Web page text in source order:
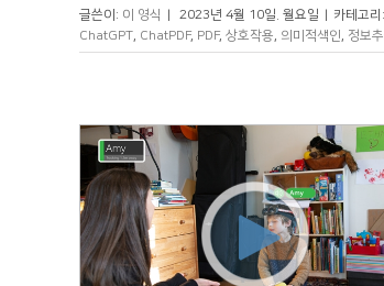
글쓴이: 이 영식 2023년 4월 10일. 월요일 카테고리:
ChatGPT, ChatPDF, PDF, 상호작용, 의미적색인, 정보